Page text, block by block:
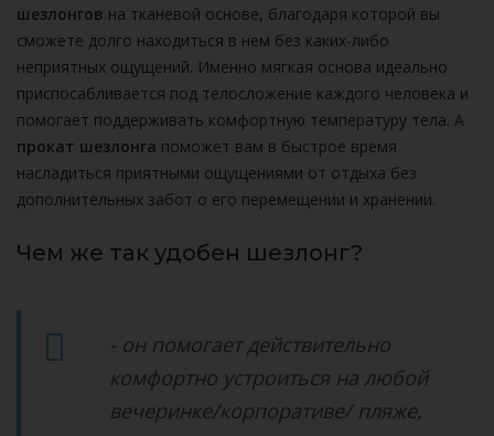
шезлонгов на тканевой основе, благодаря которой вы
сможете долго находиться в нем без каких-либо
неприятных ощущений. Именно мягкая основа идеально
приспосабливается под телосложение каждого человека и
помогает поддерживать комфортную температуру тела. А
прокат шезлонга поможет вам в быстрое время
насладиться приятными ощущениями от отдыха без
дополнительных забот о его перемещении и хранении.
Чем же так удобен шезлонг?
- он помогает действительно
комфортно устроиться на любой
вечеринке/корпоративе/ пляже,